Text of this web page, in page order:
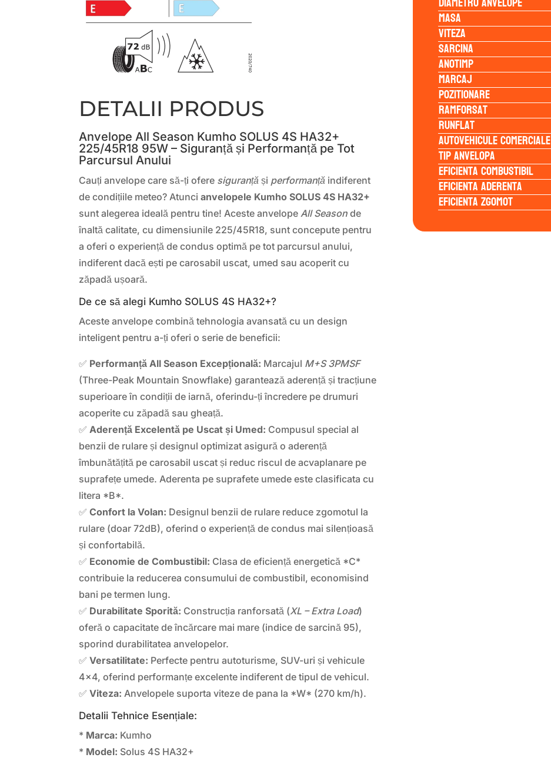
DETALII PRODUS
Anvelope All Season Kumho SOLUS 4S HA32+
225/45R18 95W – Siguranță și Performanță pe Tot
Parcursul Anului
Cauți anvelope care să-ți ofere siguranță și performanță indiferent
de condițiile meteo? Atuncianvelopele Kumho SOLUS 4S HA32+
sunt alegerea ideală pentru tine! Aceste anvelope All Season de
înaltă calitate, cu dimensiunile 225/45R18, sunt concepute pentru
a oferi o experiență de condus optimă pe tot parcursul anului,
indiferent dacă ești pe carosabil uscat, umed sau acoperit cu
zăpadă ușoară.
De ce să alegi Kumho SOLUS 4S HA32+?
Aceste anvelope combină tehnologia avansată cu un design
inteligent pentru a-ți oferi o serie de beneficii:
✅ Performanță All Season Excepțională: Marcajul M+S 3PMSF
(Three-Peak Mountain Snowflake) garantează aderență și tracțiune
superioare în condiții de iarnă, oferindu-ți încredere pe drumuri
acoperite cu zăpadă sau gheață.
✅ Aderență Excelentă pe Uscat și Umed: Compusul special al
benzii de rulare și designul optimizat asigură o aderență
îmbunătățită pe carosabil uscat și reduc riscul de acvaplanare pe
suprafețe umede. Aderenta pe suprafete umede este clasificata cu
litera *B*.
✅Confort la Volan: Designul benzii de rulare reduce zgomotul la
rulare (doar 72dB), oferind o experiență de condus mai silențioasă
și confortabilă.
✅ Economie de Combustibil: Clasa de eficiență energetică *C*
contribuie la reducerea consumului de combustibil, economisind
bani pe termen lung.
✅ Durabilitate Sporită: Construcția ranforsată (XL – Extra Load)
oferă o capacitate de încărcare mai mare (indice de sarcină 95),
sporind durabilitatea anvelopelor.
✅Versatilitate: Perfecte pentru autoturisme, SUV-uri și vehicule
4×4, oferind performanțe excelente indiferent de tipul de vehicul.
✅Viteza: Anvelopele suporta viteze de pana la *W* (270 km/h).
Detalii Tehnice Esențiale:
* Marca: Kumho
* Model: Solus 4S HA32+
Masa
Viteza
Sarcina
Anotimp
Marcaj
Pozitionare
Ramforsat
Runflat
Autovehicule comerciale
Tip anvelopa
Eficienta Combustibil
Eficienta Aderenta
Eficienta Zgomot